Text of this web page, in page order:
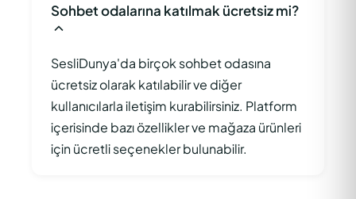
Sohbet odalarına katılmak ücretsiz mi?
SesliDunya'da birçok sohbet odasına
ücretsiz olarak katılabilir ve diğer
kullanıcılarla iletişim kurabilirsiniz. Platform
içerisinde bazı özellikler ve mağaza ürünleri
için ücretli seçenekler bulunabilir.